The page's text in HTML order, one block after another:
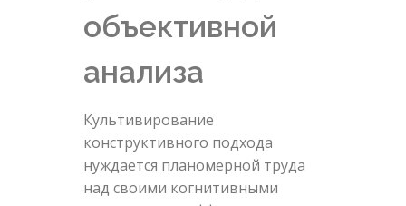
объективной
анализа
Культивирование
конструктивного подхода
нуждается планомерной труда
над своими когнитивными